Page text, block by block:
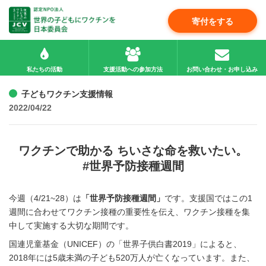
寄付をする
私たちの活動 支援活動への参加方法 お問い合わせ・お申し込み
子どもワクチン支援情報
2022/04/22
ワクチンで助かる ちいさな命を救いたい。
#世界予防接種週間
今週（4/21~28）は 「世界予防接種週間」 です。支援国ではこの1
週間に合わせてワクチン接種の重要性を伝え、ワクチン接種を集
中して実施する大切な期間です。
国連児童基金（UNICEF）の「世界子供白書2019」によると、
2018年には5歳未満の子ども520万人が亡くなっています。また、